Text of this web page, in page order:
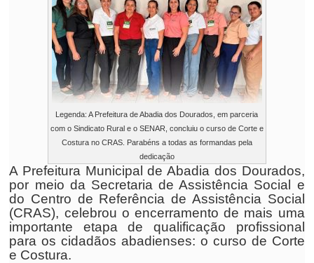
Legenda: A Prefeitura de Abadia dos Dourados, em parceria
com o Sindicato Rural e o SENAR, concluiu o curso de Corte e
Costura no CRAS. Parabéns a todas as formandas pela
dedicação
A Prefeitura Municipal de Abadia dos Dourados,
por meio da Secretaria de Assistência Social e
do Centro de Referência de Assistência Social
(CRAS), celebrou o encerramento de mais uma
importante etapa de qualificação profissional
para os cidadãos abadienses: o curso de Corte
e Costura.